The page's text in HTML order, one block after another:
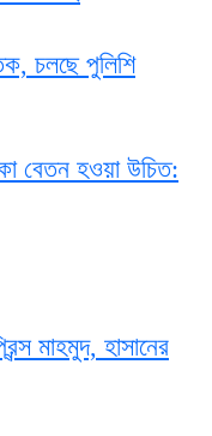
চলছে পুলিশি
বেতন হওয়া উচিত:
মাহমুদ, হাসানের